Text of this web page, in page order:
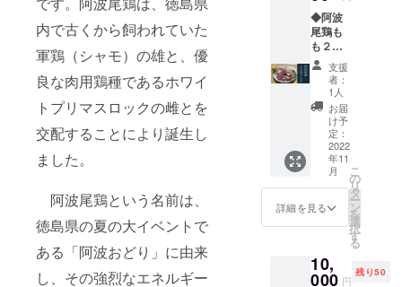
内で古くから飼われていた
軍鶏（シャモ）の雄と、優
良な肉用鶏種であるホワイ
トプリマスロックの雌とを
交配することにより誕生し
ました。
阿波尾鶏という名前は、
徳島県の夏の大イベントで
ある「阿波おどり」に由来
し、その強烈なエネルギー
身 ５
００ｇ×
１袋、
阿波尾
鶏むね
正肉
５００
ｇ×１
袋】 ◆
商品
名：阿
波尾鶏
もも切
り身
【原材
島県
産）
◆阿波
尾鶏も
も２ｋ
ｇ 【阿
波尾鶏
もも切
り身
５００
ｇ×２
袋、阿
波尾鶏
もも正
肉 ５
００ｇ×
２袋】
◆商品
波尾鶏
もも切
支援
者：
1人
お届
け予
定：
2022
年11
月
詳細を見る
こ
の
リ
タ
ー
ン
を
選
択
す
る
10,
000 円
残り50